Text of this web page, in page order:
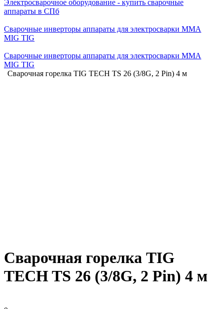
Электросварочное оборудование - купить сварочные
аппараты в СПб
Сварочные инверторы аппараты для электросварки MMA
MIG TIG
Сварочные инверторы аппараты для электросварки MMA
MIG TIG
Сварочная горелка TIG TECH TS 26 (3/8G, 2 Pin) 4 м
Сварочная горелка TIG
TECH TS 26 (3/8G, 2 Pin) 4 м